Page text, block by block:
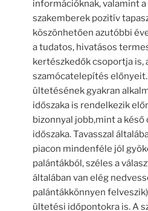
információknak, valamint
szakemberek pozitív
köszönhetően azutóbbi
a tudatos, hivatásos
kertészkedők csoportja is,
szamócatelepítés
ültetésének gyakran
időszaka is rendelkezik
bizonnyal jobb,mint a késő
időszaka. Tavasszal
piacon mindenféle jól
palántákból, széles a
általában van elég
palántákkönnyen
ültetési időpontokra is. A